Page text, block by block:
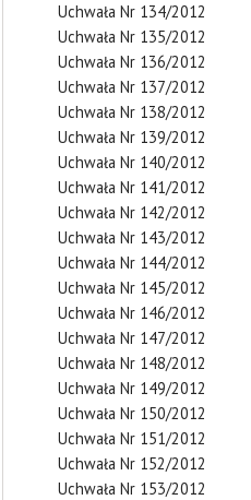
Uchwała Nr 134/2012
Uchwała Nr 135/2012
Uchwała Nr 136/2012
Uchwała Nr 137/2012
Uchwała Nr 138/2012
Uchwała Nr 139/2012
Uchwała Nr 140/2012
Uchwała Nr 141/2012
Uchwała Nr 142/2012
Uchwała Nr 143/2012
Uchwała Nr 144/2012
Uchwała Nr 145/2012
Uchwała Nr 146/2012
Uchwała Nr 147/2012
Uchwała Nr 148/2012
Uchwała Nr 149/2012
Uchwała Nr 150/2012
Uchwała Nr 151/2012
Uchwała Nr 152/2012
Uchwała Nr 153/2012